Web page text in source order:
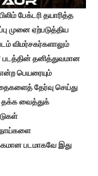
பேக்டரி தயாரித்த
முனை ஏற்படுத்திய
விமர்சகர்களாலும்
படத்தின் தனித்துவமான
பெயரையும்
தேர்வு செய்து
தக்க வைத்துக்
நாய்களை
படமாகவே இது